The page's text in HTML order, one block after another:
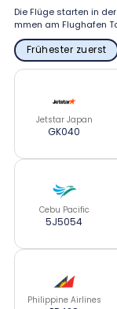
Die Flüge starten in
mmen am Flughafen
Frühester zuerst
Jetstar Japan
GK040
Cebu Pacific
5J5054
Philippine Airlines